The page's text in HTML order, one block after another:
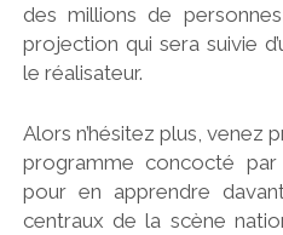
des millions de
projection qui sera suivie
le réalisateur.
Alors n’hésitez plus, venez
programme concocté par
pour en apprendre
centraux de la scène